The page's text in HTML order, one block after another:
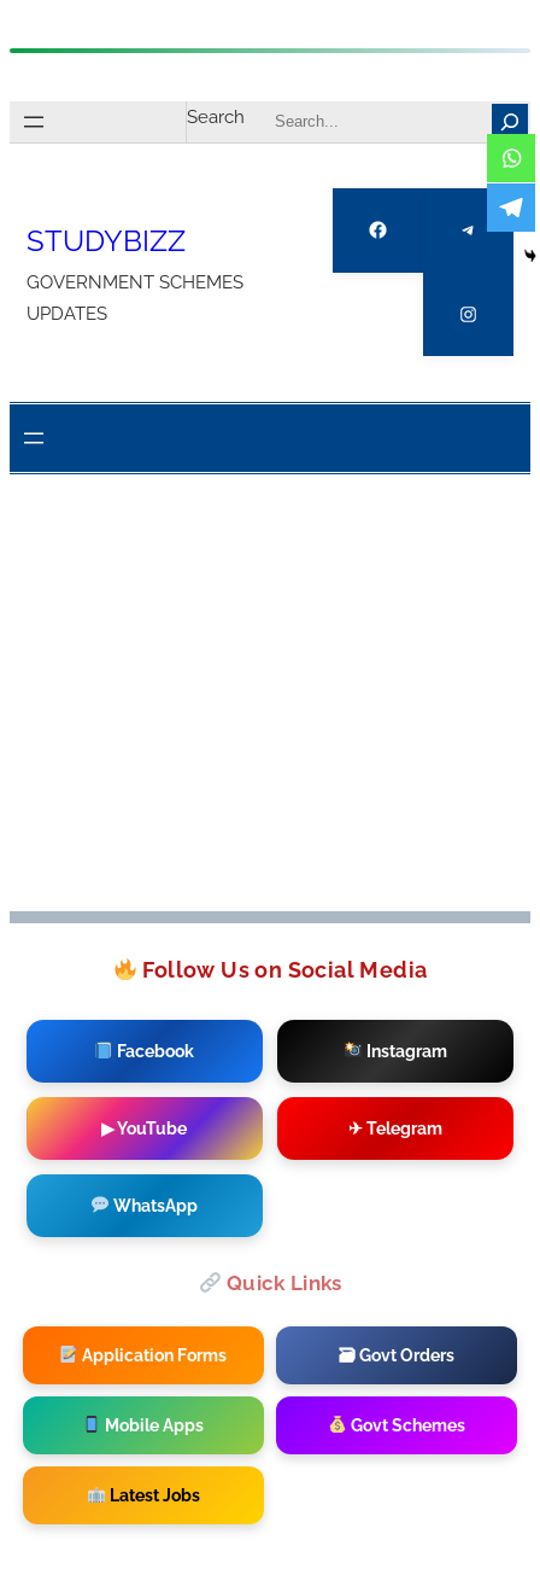
to
Search
STUDYBIZZ
GOVERNMENT SCHEMES
UPDATES
Facebook
Follow Us on Social Media
Facebook Instagram
▶ YouTube ✈ Telegram
WhatsApp
Quick Links
Application Forms 🗃 Govt Orders
Mobile Apps Govt Schemes
Latest Jobs